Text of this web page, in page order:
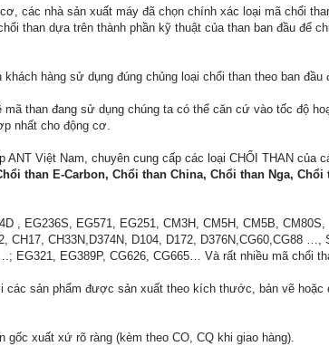
các nhà sản xuất máy đã chọn chính xác loại mã chổi
than dựa trên thành phần kỹ thuật của than ban đầu
khách hàng sử dụng đúng chủng loại chổi than theo ban
than đang sử dụng chúng ta có thể căn cứ vào tốc độ
nhất cho động cơ.
ANT Việt Nam, chuyên cung cấp các loại CHỔI THAN của
than E-Carbon, Chổi than China, Chổi than Nga,
, EG236S, EG571, EG251, CM3H, CM5H, CM5B,
CH17, CH33N,D374N, D104, D172, D376N,CG60,CG88
EG321, EG389P, CG626, CG665… Và rất nhiều mã chổi
các sản phẩm được sản xuất theo kích thước, bản vẽ
gốc xuất xứ rõ ràng (kèm theo CO, CQ khi giao hàng).